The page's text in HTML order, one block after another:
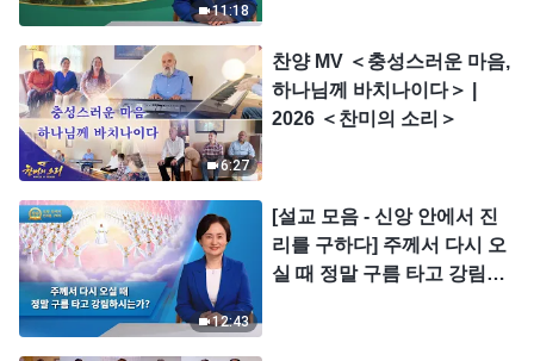
11:18
6:27
찬양 MV ＜충성스러운 마음,
하나님께 바치나이다＞ |
2026 ＜찬미의 소리＞
12:43
[설교 모음 - 신앙 안에서 진
리를 구하다] 주께서 다시 오
실 때 정말 구름 타고 강림하